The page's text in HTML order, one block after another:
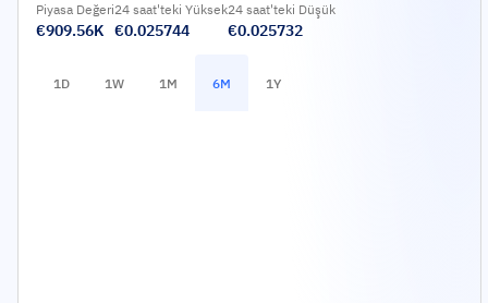
Piyasa Değeri
€909.56K
24 saat'teki Yüksek
€0.025744
24 saat'teki Düşük
€0.025732
1D 1W 1M 6M 1Y